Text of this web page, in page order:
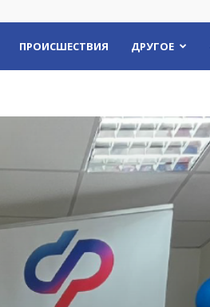
ПРОИСШЕСТВИЯ ДРУГОЕ